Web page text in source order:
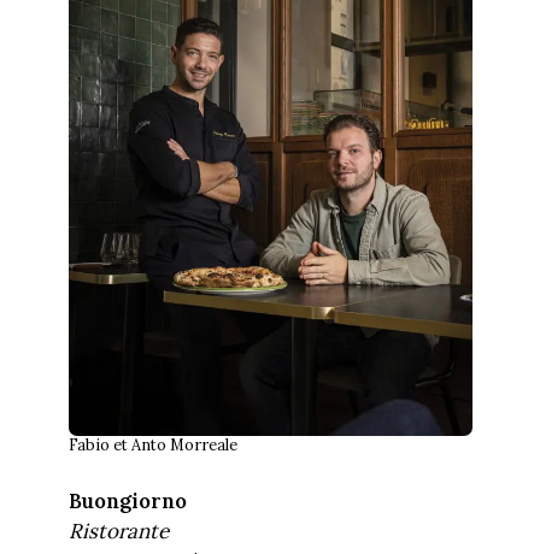
Fabio et Anto Morreale
Buongiorno
Ristorante